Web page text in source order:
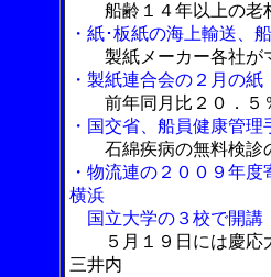
船齢１４年以上の老
・紙･板紙の海上輸送、
製紙メーカー各社が
・製紙連合会の２月の紙
前年同月比２０．５
・国交省、船員健康管
石綿疾病の無料検診
・物流連の２００９年度
横浜
国立大学の３校で開講
５月１９日には慶
三井内